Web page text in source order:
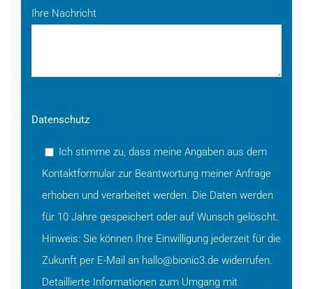
Ihre Nachricht
Datenschutz
Ich stimme zu, dass meine Angaben aus dem
Kontaktformular zur Beantwortung meiner Anfrage
erhoben und verarbeitet werden. Die Daten werden
für 10 Jahre gespeichert oder auf Wunsch gelöscht.
Hinweis: Sie können Ihre Einwilligung jederzeit für die
Zukunft per E-Mail an hallo@bionic3.de widerrufen.
Detaillierte Informationen zum Umgang mit